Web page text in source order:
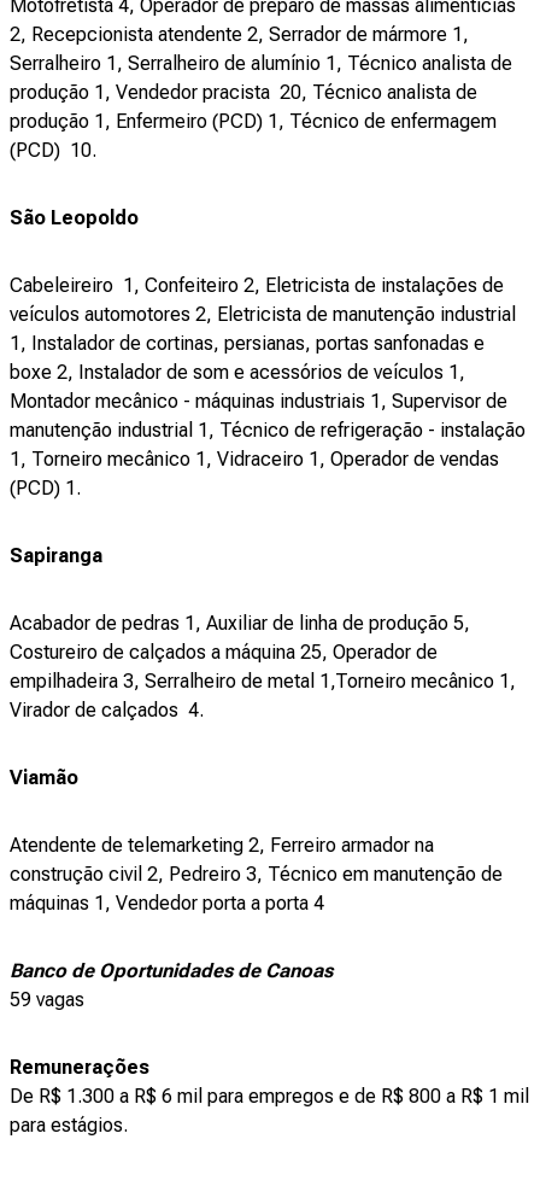
Motofretista 4, Operador de preparo de massas alimentícias
2, Recepcionista atendente 2, Serrador de mármore 1,
Serralheiro 1, Serralheiro de alumínio 1, Técnico analista de
produção 1, Vendedor pracista 20, Técnico analista de
produção 1, Enfermeiro (PCD) 1, Técnico de enfermagem
(PCD) 10.
São Leopoldo
Cabeleireiro 1, Confeiteiro 2, Eletricista de instalações de
veículos automotores 2, Eletricista de manutenção industrial
1, Instalador de cortinas, persianas, portas sanfonadas e
boxe 2, Instalador de som e acessórios de veículos 1,
Montador mecânico - máquinas industriais 1, Supervisor de
manutenção industrial 1, Técnico de refrigeração - instalação
1, Torneiro mecânico 1, Vidraceiro 1, Operador de vendas
(PCD) 1.
Sapiranga
Acabador de pedras 1, Auxiliar de linha de produção 5,
Costureiro de calçados a máquina 25, Operador de
empilhadeira 3, Serralheiro de metal 1,Torneiro mecânico 1,
Virador de calçados 4.
Viamão
Atendente de telemarketing 2, Ferreiro armador na
construção civil 2, Pedreiro 3, Técnico em manutenção de
máquinas 1, Vendedor porta a porta 4
Banco de Oportunidades de Canoas
59 vagas
Remunerações
De R$ 1.300 a R$ 6 mil para empregos e de R$ 800 a R$ 1 mil
para estágios.